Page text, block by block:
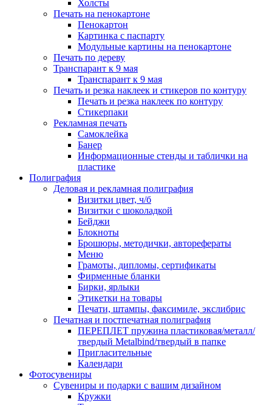
Холсты
Печать на пенокартоне
Пенокартон
Картинка с паспарту
Модульные картины на пенокартоне
Печать по дереву
Транспарант к 9 мая
Транспарант к 9 мая
Печать и резка наклеек и стикеров по контуру
Печать и резка наклеек по контуру
Стикерпаки
Рекламная печать
Самоклейка
Банер
Информационные стенды и таблички на
пластике
Полиграфия
Деловая и рекламная полиграфия
Визитки цвет, ч/б
Визитки с шоколадкой
Бейджи
Блокноты
Брошюры, методички, авторефераты
Меню
Грамоты, дипломы, сертификаты
Фирменные бланки
Бирки, ярлыки
Этикетки на товары
Печати, штампы, факсимиле, экслибрис
Печатная и постпечатная полиграфия
ПЕРЕПЛЕТ пружина пластиковая/металл/
твердый Metalbind/твердый в папке
Пригласительные
Календари
Фотосувениры
Сувениры и подарки с вашим дизайном
Кружки